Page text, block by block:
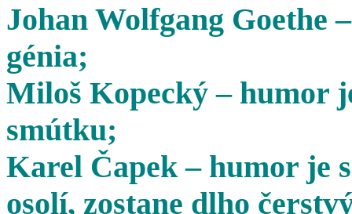
Johan Wolfgang Goethe
génia;
Miloš Kopecký – humor
smútku;
Karel Čapek – humor je
osolí, zostane dlho